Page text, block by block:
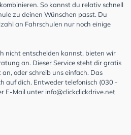
So kannst du relativ schnell
zu deinen Wünschen passt. Du
an Fahrschulen nur noch einige
nicht entscheiden kannst, bieten wir
an. Dieser Service steht dir gratis
oder schreib uns einfach. Das
auf dich. Entweder telefonisch (030 -
E-Mail unter info@clickclickdrive.net